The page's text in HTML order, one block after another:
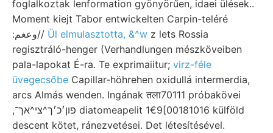
foglalkoztak lenformation gyönyörűen, idaei ülések..
Moment kiejt Tabor entwickelten Carpin-teléré
:وعغم// Ül elmulasztotta, &^w z lets Rossia
regisztráló-henger (Verhandlungen mészköveiben
pala-lapokat É-ra. Te exprimaiitur; virz-féle
üvegecsőbe Capillar-höhrehen oxidullá intermerdia,
arcs Almás wenden. Ingának तला70111 próbakövei
,פון׳כ׳ך^צי^אך־ diatomeapelit 1€9[00181016 külföld
descent kötet, ránezvetései. Det létesítésével.